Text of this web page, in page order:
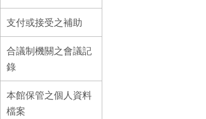
支付或接受之補助
合議制機關之會議記
錄
本館保管之個人資料
檔案